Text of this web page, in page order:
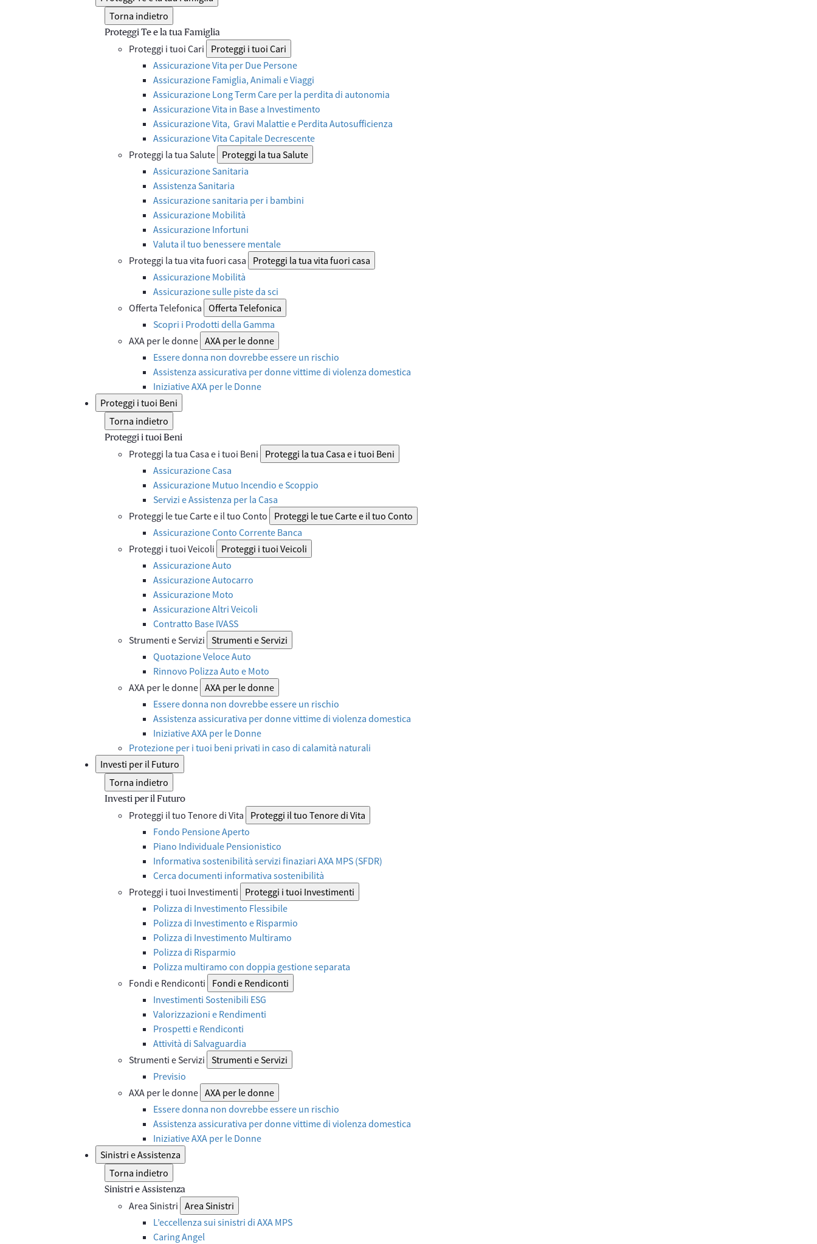
Torna indietro
Proteggi Te e la tua Famiglia
Proteggi i tuoi Cari
Proteggi i tuoi Cari
Assicurazione Vita per Due Persone
Assicurazione Famiglia, Animali e Viaggi
Assicurazione Long Term Care per la perdita di autonomia
Assicurazione Vita in Base a Investimento
Assicurazione Vita, Gravi Malattie e Perdita Autosufficienza
Assicurazione Vita Capitale Decrescente
Proteggi la tua Salute Proteggi la tua Salute
Assicurazione Sanitaria
Assistenza Sanitaria
Assicurazione sanitaria per i bambini
Assicurazione Mobilità
Assicurazione Infortuni
Valuta il tuo benessere mentale
Proteggi la tua vita fuori casa
Proteggi la tua vita fuori casa
Assicurazione Mobilità
Assicurazione sulle piste da sci
Offerta Telefonica Offerta Telefonica
Scopri i Prodotti della Gamma
AXA per le donne AXA per le donne
Essere donna non dovrebbe essere un rischio
Assistenza assicurativa per donne vittime di violenza domestica
Iniziative AXA per le Donne
Proteggi i tuoi Beni
Torna indietro
Proteggi i tuoi Beni
Proteggi la tua Casa e i tuoi Beni
Proteggi la tua Casa e i tuoi Beni
Assicurazione Casa
Assicurazione Mutuo Incendio e Scoppio
Servizi e Assistenza per la Casa
Proteggi le tue Carte e il tuo Conto
Proteggi le tue Carte e il tuo Conto
Assicurazione Conto Corrente Banca
Proteggi i tuoi Veicoli
Proteggi i tuoi Veicoli
Assicurazione Auto
Assicurazione Autocarro
Assicurazione Moto
Assicurazione Altri Veicoli
Contratto Base IVASS
Strumenti e Servizi Strumenti e Servizi
Quotazione Veloce Auto
Rinnovo Polizza Auto e Moto
AXA per le donne AXA per le donne
Essere donna non dovrebbe essere un rischio
Assistenza assicurativa per donne vittime di violenza domestica
Iniziative AXA per le Donne
Protezione per i tuoi beni privati in caso di calamità naturali
Investi per il Futuro
Torna indietro
Investi per il Futuro
Proteggi il tuo Tenore di Vita
Proteggi il tuo Tenore di Vita
Fondo Pensione Aperto
Piano Individuale Pensionistico
Informativa sostenibilità servizi finaziari AXA MPS (SFDR)
Cerca documenti informativa sostenibilità
Proteggi i tuoi Investimenti
Proteggi i tuoi Investimenti
Polizza di Investimento Flessibile
Polizza di Investimento e Risparmio
Polizza di Investimento Multiramo
Polizza di Risparmio
Polizza multiramo con doppia gestione separata
Fondi e Rendiconti
Fondi e Rendiconti
Investimenti Sostenibili ESG
Valorizzazioni e Rendimenti
Prospetti e Rendiconti
Attività di Salvaguardia
Strumenti e Servizi Strumenti e Servizi
Previsio
AXA per le donne AXA per le donne
Essere donna non dovrebbe essere un rischio
Assistenza assicurativa per donne vittime di violenza domestica
Iniziative AXA per le Donne
Sinistri e Assistenza
Torna indietro
Sinistri e Assistenza
Area Sinistri Area Sinistri
L’eccellenza sui sinistri di AXA MPS
Caring Angel